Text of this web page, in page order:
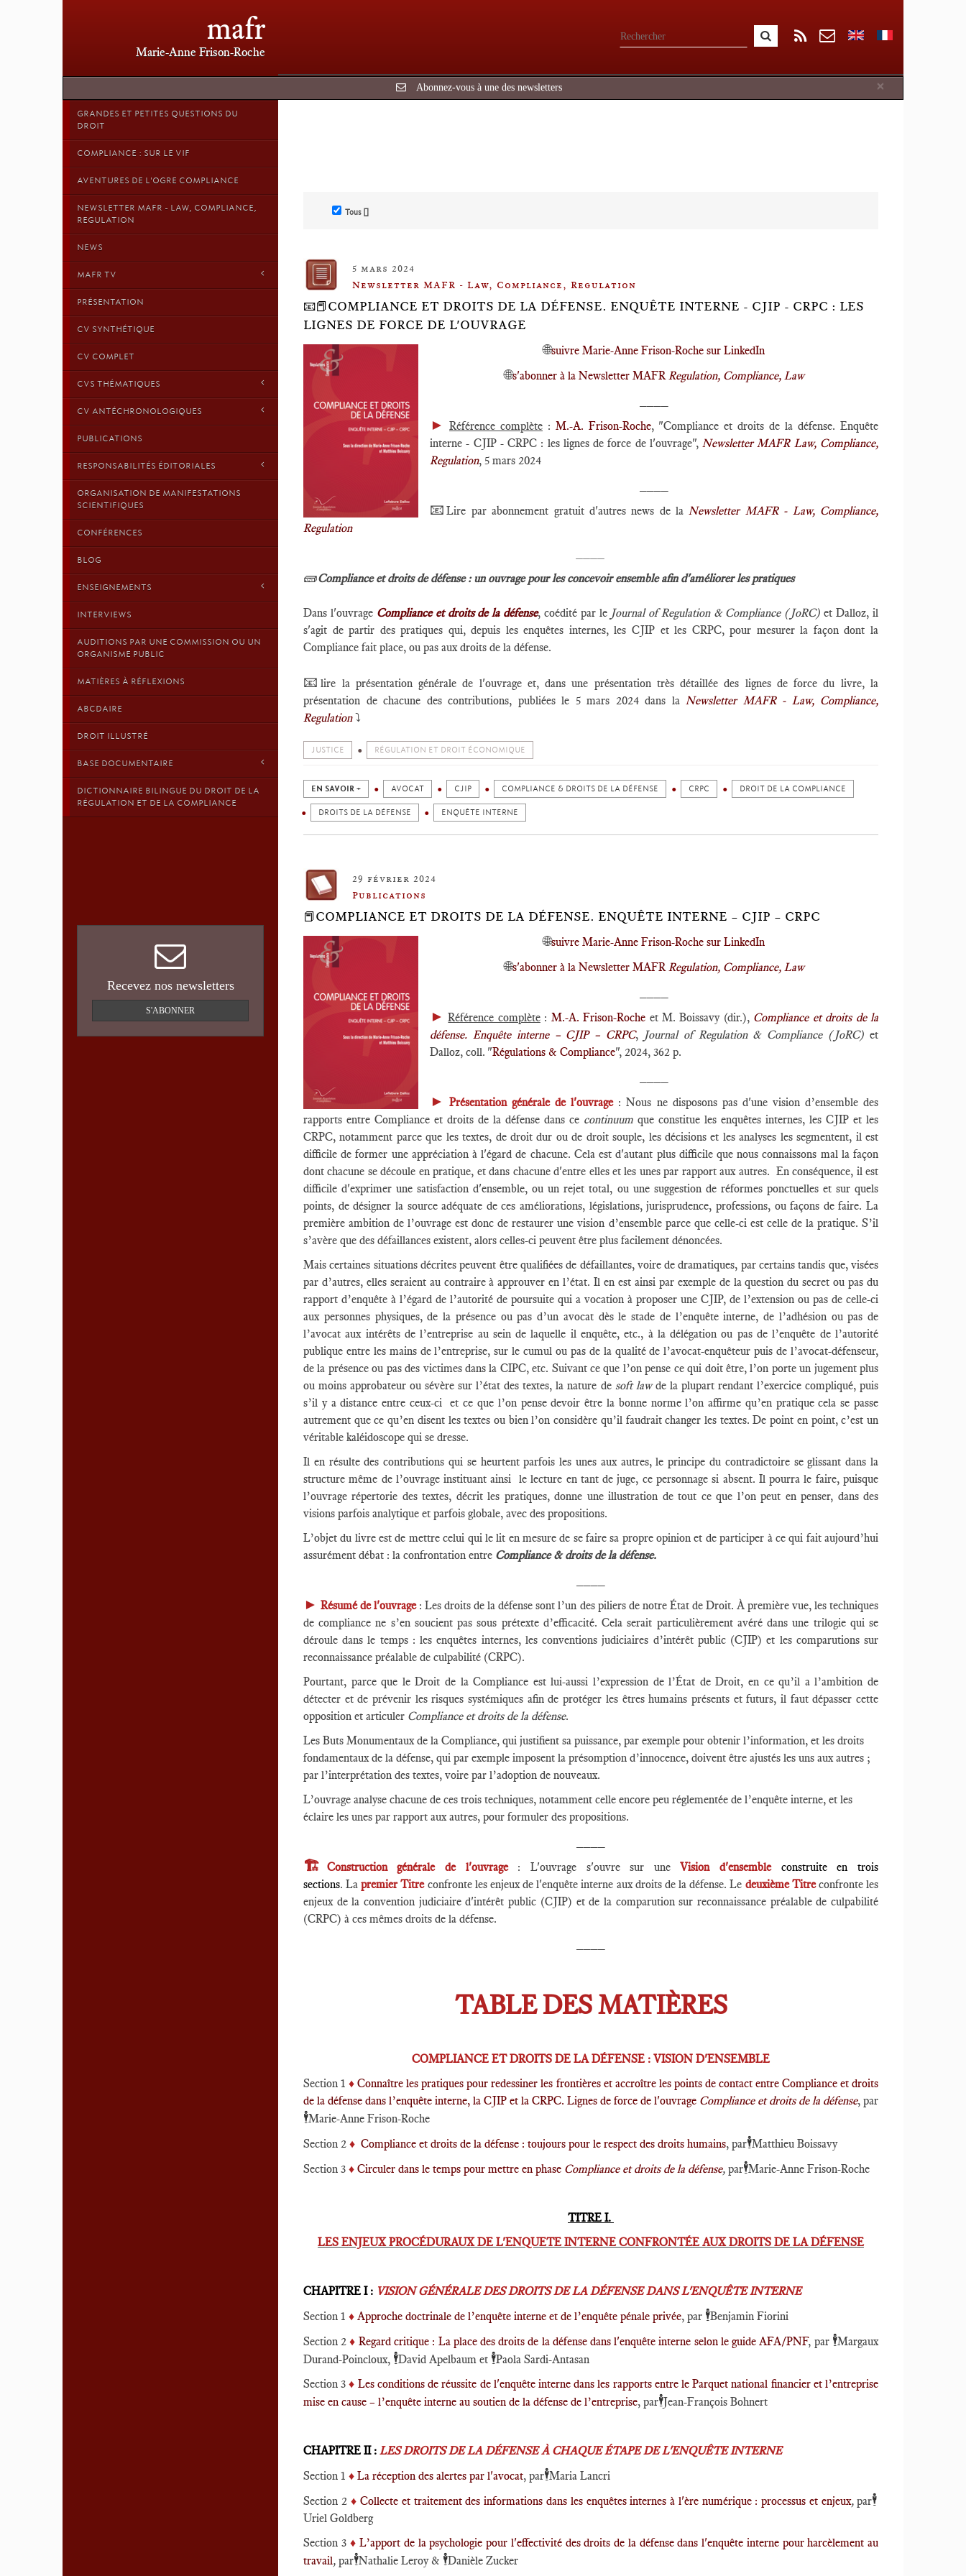
mafr
Marie-Anne Frison-Roche
×
Abonnez-vous à une des newsletters
GRANDES ET PETITES QUESTIONS DU
DROIT
COMPLIANCE : SUR LE VIF
AVENTURES DE L'OGRE COMPLIANCE
NEWSLETTER MAFR - LAW, COMPLIANCE,
REGULATION
NEWS
MAFR TV
PRÉSENTATION
CV SYNTHÉTIQUE
CV COMPLET
CVS THÉMATIQUES
CV ANTÉCHRONOLOGIQUES
PUBLICATIONS
RESPONSABILITÉS ÉDITORIALES
ORGANISATION DE MANIFESTATIONS
SCIENTIFIQUES
CONFÉRENCES
BLOG
ENSEIGNEMENTS
INTERVIEWS
AUDITIONS PAR UNE COMMISSION OU UN
ORGANISME PUBLIC
MATIÈRES À RÉFLEXIONS
ABCDAIRE
DROIT ILLUSTRÉ
BASE DOCUMENTAIRE
DICTIONNAIRE BILINGUE DU DROIT DE LA
RÉGULATION ET DE LA COMPLIANCE
Recevez nos newsletters
S'ABONNER
Tous []
5 mars 2024
Newsletter MAFR - Law, Compliance, Regulation
📧📕COMPLIANCE ET DROITS DE LA DÉFENSE. ENQUÊTE INTERNE - CJIP - CRPC : LES
LIGNES DE FORCE DE L'OUVRAGE
🌐suivre Marie-Anne Frison-Roche sur LinkedIn
🌐s'abonner à la Newsletter MAFRRegulation, Compliance, Law
► Référence complète : M.-A. Frison-Roche, "Compliance et droits de la défense. Enquête
interne - CJIP - CRPC : les lignes de force de l'ouvrage",Newsletter MAFR Law, Compliance,
Regulation, 5 mars 2024
📧Lire par abonnement gratuit d'autres news de laNewsletter MAFR - Law, Compliance,
Regulation
🧱Compliance et droits de défense : un ouvrage pour les concevoir ensemble afin d'améliorer les pratiques
Dans l'ouvrage Compliance et droits de la défense, coédité par le Journal of Regulation & Compliance (JoRC)et Dalloz, il
s'agit de partir des pratiques qui, depuis les enquêtes internes, les CJIP et les CRPC, pour mesurer la façon dont la
Compliance fait place, ou pas aux droits de la défense.
📧lire la présentation générale de l'ouvrage et, dans une présentation très détaillée des lignes de force du livre, la
présentation de chacune des contributions, publiées le 5 mars 2024 dans la Newsletter MAFR - Law, Compliance,
Regulation ⤵️
JUSTICE RÉGULATION ET DROIT ÉCONOMIQUE
EN SAVOIR + AVOCAT CJIP COMPLIANCE & DROITS DE LA DÉFENSE CRPC DROIT DE LA COMPLIANCE
DROITS DE LA DÉFENSE ENQUÊTE INTERNE
29 février 2024
Publications
📕COMPLIANCE ET DROITS DE LA DÉFENSE. ENQUÊTE INTERNE – CJIP – CRPC
🌐suivre Marie-Anne Frison-Roche sur LinkedIn
🌐s'abonner à la Newsletter MAFRRegulation, Compliance, Law
► Référence complète: M.-A. Frison-Roche et M. Boissavy (dir.), Compliance et droits de la
défense. Enquête interne – CJIP – CRPC, Journal of Regulation & Compliance (JoRC) et
Dalloz, coll. "Régulations & Compliance", 2024, 362 p.
► Présentation générale de l'ouvrage: Nous ne disposons pas d'une vision d’ensemble des
rapports entre Compliance et droits de la défense dans ce continuum que constitue les enquêtes internes, les CJIP et les
CRPC, notamment parce que les textes, de droit dur ou de droit souple, les décisions et les analyses les segmentent, il est
difficile de former une appréciation à l'égard de chacune. Cela est d'autant plus difficile que nous connaissons mal la façon
dont chacune se découle en pratique, et dans chacune d'entre elles et les unes par rapport aux autres. En conséquence, il est
difficile d'exprimer une satisfaction d'ensemble, ou un rejet total, ou une suggestion de réformes ponctuelles et sur quels
points, de désigner la source adéquate de ces améliorations, législations, jurisprudence, professions, ou façons de faire. La
première ambition de l’ouvrage est donc de restaurer une vision d’ensemble parce que celle-ci est celle de la pratique. S’il
s’avère que des défaillances existent, alors celles-ci peuvent être plus facilement dénoncées.
Mais certaines situations décrites peuvent être qualifiées de défaillantes, voire de dramatiques, par certains tandis que, visées
par d’autres, elles seraient au contraire à approuver en l’état. Il en est ainsi par exemple de la question du secret ou pas du
rapport d’enquête à l’égard de l’autorité de poursuite qui a vocation à proposer une CJIP, de l’extension ou pas de celle-ci
aux personnes physiques, de la présence ou pas d’un avocat dès le stade de l’enquête interne, de l’adhésion ou pas de
l’avocat aux intérêts de l’entreprise au sein de laquelle il enquête, etc., à la délégation ou pas de l’enquête de l’autorité
publique entre les mains de l’entreprise, sur le cumul ou pas de la qualité de l’avocat-enquêteur puis de l’avocat-défenseur,
de la présence ou pas des victimes dans la CIPC, etc. Suivant ce que l’on pense ce qui doit être, l’on porte un jugement plus
ou moins approbateur ou sévère sur l’état des textes, la nature de soft lawde la plupart rendant l’exercice compliqué, puis
s’il y a distance entre ceux-ci et ce que l’on pense devoir être la bonne norme l’on affirme qu’en pratique cela se passe
autrement que ce qu’en disent les textes ou bien l’on considère qu’il faudrait changer les textes. De point en point, c’est un
véritable kaléidoscope qui se dresse.
Il en résulte des contributions qui se heurtent parfois les unes aux autres, le principe du contradictoire se glissant dans la
structure même de l’ouvrage instituant ainsi le lecture en tant de juge, ce personnage si absent. Il pourra le faire, puisque
l’ouvrage répertorie des textes, décrit les pratiques, donne une illustration de tout ce que l’on peut en penser, dans des
visions parfois analytique et parfois globale, avec des propositions.
L’objet du livre est de mettre celui qui le lit en mesure de se faire sa propre opinion et de participer à ce qui fait aujourd’hui
assurément débat : la confrontation entre Compliance & droits de la défense.
► Résumé de l'ouvrage : Les droits de la défense sont l’un des piliers de notre État de Droit. À première vue, les techniques
de compliance ne s’en soucient pas sous prétexte d’efficacité. Cela serait particulièrement avéré dans une trilogie qui se
déroule dans le temps : les enquêtes internes, les conventions judiciaires d’intérêt public (CJIP) et les comparutions sur
reconnaissance préalable de culpabilité (CRPC).
Pourtant, parce que le Droit de la Compliance est lui-aussi l’expression de l’État de Droit, en ce qu’il a l’ambition de
détecter et de prévenir les risques systémiques afin de protéger les êtres humains présents et futurs, il faut dépasser cette
opposition et articuler Compliance et droits de la défense.
Les Buts Monumentaux de la Compliance, qui justifient sa puissance, par exemple pour obtenir l’information, et les droits
fondamentaux de la défense, qui par exemple imposent la présomption d’innocence, doivent être ajustés les uns aux autres ;
par l’interprétation des textes, voire par l’adoption de nouveaux.
L’ouvrage analyse chacune de ces trois techniques, notamment celle encore peu réglementée de l’enquête interne, et les
éclaire les unes par rapport aux autres, pour formuler des propositions.
🏗️ Construction générale de l'ouvrage : L'ouvrage s'ouvre sur uneVision d'ensemble construite en trois
sections. Lapremier Titreconfronte les enjeux de l'enquête interne aux droits de la défense. Le deuxième Titreconfronte les
enjeux de la convention judiciaire d'intérêt public (CJIP) et de la comparution sur reconnaissance préalable de culpabilité
(CRPC) à ces mêmes droits de la défense.
TABLE DES MATIÈRES
COMPLIANCE ET DROITS DE LA DÉFENSE : VISION D'ENSEMBLE
Section 1♦️Connaître les pratiques pour redessiner les frontières et accroître les points de contact entre Compliance et droits
de la défense dans l’enquête interne, la CJIP et la CRPC. Lignes de force de l'ouvrage Compliance et droits de la défense, par
🕴️Marie-Anne Frison-Roche
Section 2 ♦️ Compliance et droits de la défense : toujours pour le respect des droits humains, par🕴️Matthieu Boissavy
Section 3 ♦️ Circuler dans le temps pour mettre en phase Compliance et droits de la défense, par🕴️Marie-Anne Frison-Roche
TITRE I.
LES ENJEUX PROCÉDURAUX DE L'ENQUETE INTERNE CONFRONTÉE AUX DROITS DE LA DÉFENSE
CHAPITRE I : VISION GÉNÉRALE DES DROITS DE LA DÉFENSE DANS L'ENQUÊTE INTERNE
Section 1 ♦️ Approche doctrinale de l’enquête interne et de l’enquête pénale privée, par 🕴️Benjamin Fiorini
Section 2♦️ Regard critique : La place des droits de la défense dans l'enquête interne selon le guide AFA/PNF, par 🕴️Margaux
Durand-Poincloux, 🕴️David Apelbaum et 🕴️Paola Sardi-Antasan
Section 3♦️ Les conditions de réussite de l'enquête interne dans les rapports entre le Parquet national financier et l’entreprise
mise en cause – l’enquête interne au soutien de la défense de l’entreprise, par🕴️Jean-François Bohnert
CHAPITRE II : LES DROITS DE LA DÉFENSE À CHAQUE ÉTAPE DE L'ENQUÊTE INTERNE
Section 1 ♦️ La réception des alertes par l'avocat, par🕴️Maria Lancri
Section 2 ♦️Collecte et traitement des informations dans les enquêtes internes à l'ère numérique : processus et enjeux,par🕴️
Uriel Goldberg
Section 3 ♦️ L’apport de la psychologie pour l'effectivité des droits de la défense dans l'enquête interne pour harcèlement au
travail, par🕴️Nathalie Leroy & 🕴️Danièle Zucker